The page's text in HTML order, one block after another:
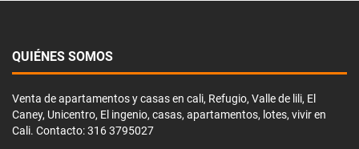
QUIÉNES SOMOS
Venta de apartamentos y casas en cali, Refugio, Valle de lili, El
Caney, Unicentro, El ingenio, casas, apartamentos, lotes, vivir en
Cali. Contacto: 316 3795027